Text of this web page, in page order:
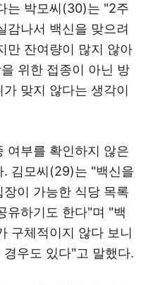
는 박모씨(30)는 "2주
감나서 백신을 맞으려
만 잔여량이 많지 않아
위한 접종이 아닌 방
맞지 않다는 생각이
여부를 확인하지 않은
. 김모씨(29)는 "백신을
이 가능한 식당 목록
유하기도 한다"며 "백
구체적이지 않다 보니
우도 있다"고 말했다.